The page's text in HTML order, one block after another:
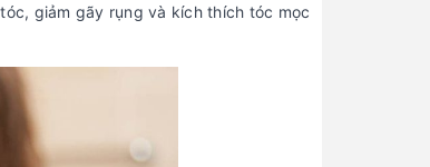
giảm gãy rụng và kích thích tóc mọc